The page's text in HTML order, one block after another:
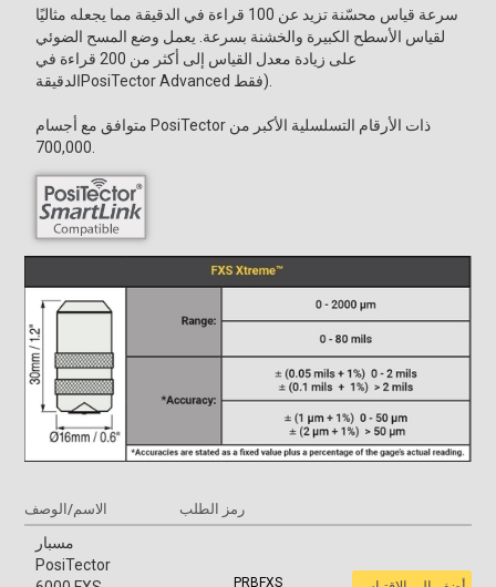
سرعة قياس محسّنة تزيد عن 100 قراءة في الدقيقة مما يجعله مثاليًا
لقياس الأسطح الكبيرة والخشنة بسرعة. يعمل وضع المسح الضوئي
على زيادة معدل القياس إلى أكثر من 200 قراءة في
الدقيقةPosiTector Advanced فقط).
متوافق مع أجسام PosiTector ذات الأرقام التسلسلية الأكبر من
الاسم/الوصف رمز الطلب
مسبار
PosiTector
PRBFXS